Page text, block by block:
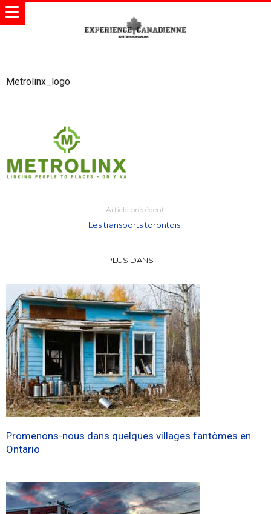
Metrolinx_logo
Article précédent
Les transports torontois.
PLUS DANS
Promenons-nous dans quelques villages fantômes en
Ontario